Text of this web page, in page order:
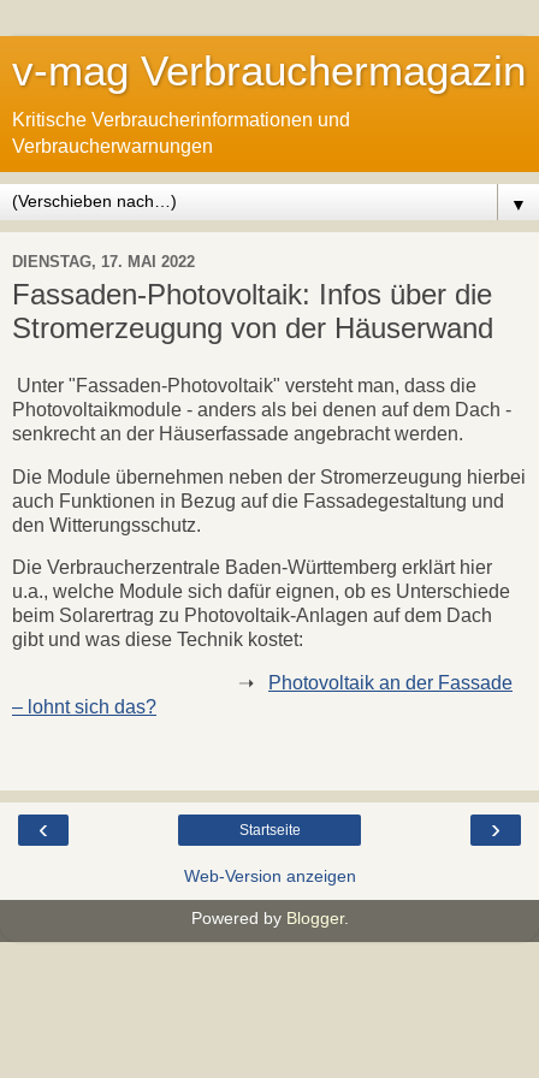
v-mag Verbrauchermagazin
Kritische Verbraucherinformationen und
Verbraucherwarnungen
▼
DIENSTAG, 17. MAI 2022
Fassaden-Photovoltaik: Infos über die
Stromerzeugung von der Häuserwand
Unter "Fassaden-Photovoltaik" versteht man, dass die
Photovoltaikmodule - anders als bei denen auf dem Dach -
senkrecht an der Häuserfassade angebracht werden.
Die Module übernehmen neben der Stromerzeugung hierbei
auch Funktionen in Bezug auf die Fassadegestaltung und
den Witterungsschutz.
Die Verbraucherzentrale Baden-Württemberg erklärt hier
u.a., welche Module sich dafür eignen, ob es Unterschiede
beim Solarertrag zu Photovoltaik-Anlagen auf dem Dach
gibt und was diese Technik kostet:
➝
Photovoltaik an der Fassade
– lohnt sich das?
‹ ›
Startseite
Web-Version anzeigen
Powered by Blogger.